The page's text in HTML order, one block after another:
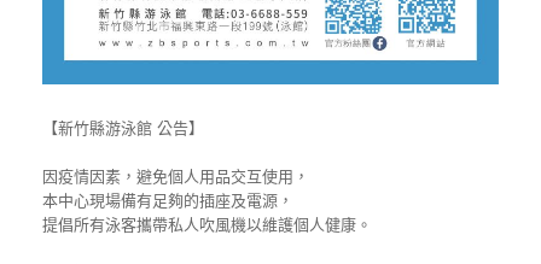
【新竹縣游泳館 公告】
因疫情因素，避免個人用品交互使用，
本中心現場備有足夠的插座及電源，
提倡所有泳客攜帶私人吹風機以維護個人健康。